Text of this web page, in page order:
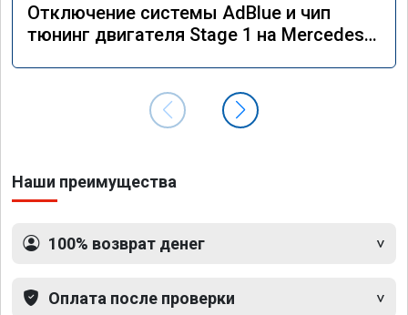
Отключение системы AdBlue и чип
тюнинг двигателя Stage 1 на Mercedes
Наши преимущества
100% возврат денег
Оплата после проверки